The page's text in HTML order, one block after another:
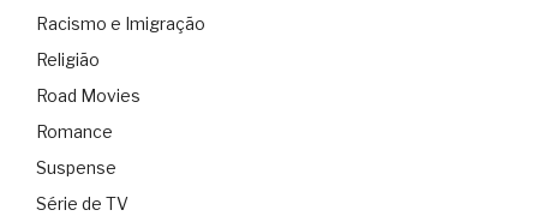
Racismo e Imigração
Religião
Road Movies
Romance
Suspense
Série de TV